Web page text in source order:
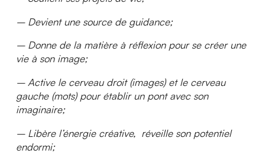
– Devient une source de guidance;
– Donne de la matière à réflexion pour se créer une
vie à son image;
– Active le cerveau droit (images) et le cerveau
gauche (mots) pour établir un pont avec son
imaginaire;
– Libère l’énergie créative, réveille son potentiel
endormi;